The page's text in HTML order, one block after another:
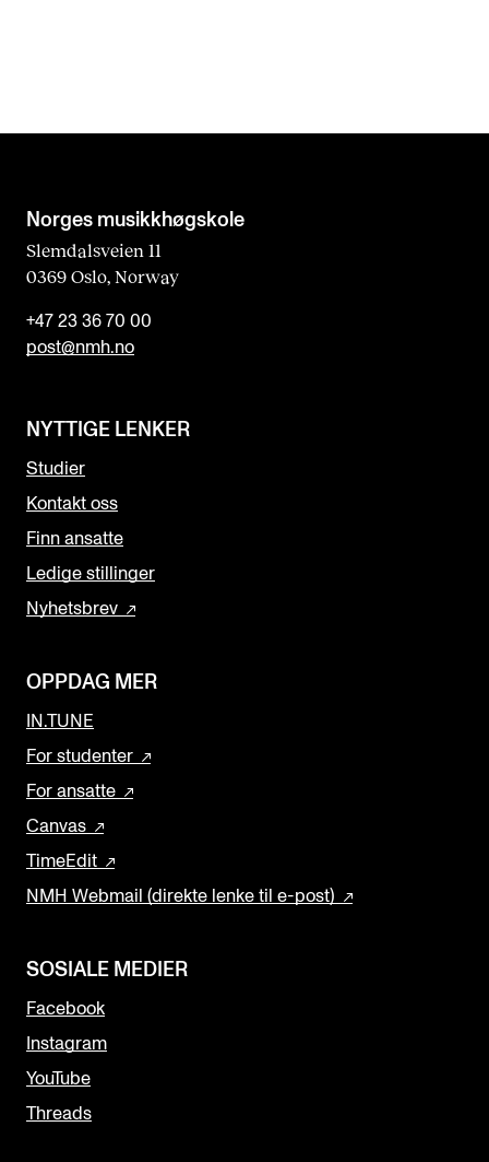
Norges musikk­høgskole
Slemdalsveien 11
0369 Oslo, Norway
+47 23 36 70 00
post@nmh.no
NYTTIGE LENKER
Studier
Kontakt oss
Finn ansatte
Ledige stillinger
Nyhetsbrev
OPPDAG MER
IN.TUNE
For studenter
For ansatte
Canvas
TimeEdit
NMH Webmail (direkte lenke til e-post)
SOSIALE MEDIER
Facebook
Instagram
YouTube
Threads